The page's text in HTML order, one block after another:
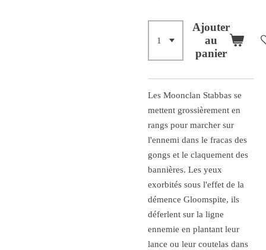
Ajouter
au
panier
Les Moonclan Stabbas se
mettent grossièrement en
rangs pour marcher sur
l'ennemi dans le fracas des
gongs et le claquement des
bannières. Les yeux
exorbités sous l'effet de la
démence Gloomspite, ils
déferlent sur la ligne
ennemie en plantant leur
lance ou leur coutelas dans